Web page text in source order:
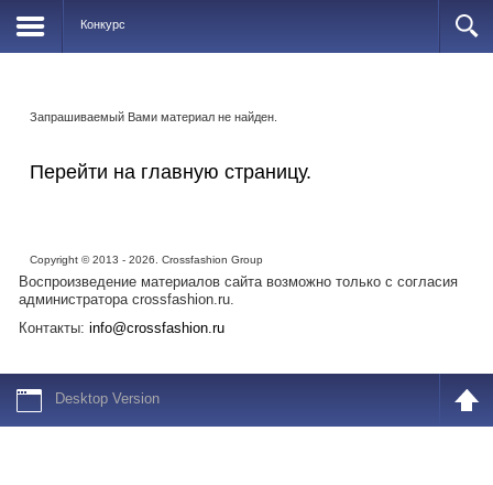
Конкурс
Запрашиваемый Вами материал не найден.
Перейти на главную страницу.
Copyright © 2013 - 2026. Crossfashion Group
Воспроизведение материалов сайта возможно только с согласия
администратора crossfashion.ru.
Контакты: info@crossfashion.ru
Desktop Version